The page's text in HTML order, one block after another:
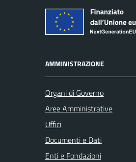
AMMINISTRAZIONE
Organi di Governo
Aree Amministrative
Uffici
Documenti e Dati
Enti e Fondazioni